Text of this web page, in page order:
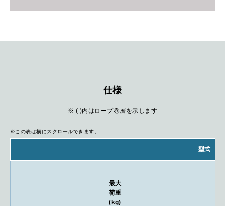
仕様
※ ( )内はロープ巻層を示します
※この表は横にスクロールできます。
型式
最大
荷重
(kg)